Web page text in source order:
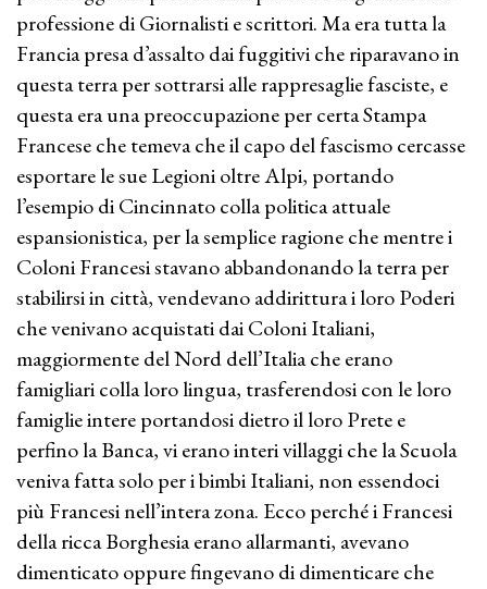
professione di Giornalisti e scrittori. Ma era tutta la
Francia presa d’assalto dai fuggitivi che riparavano in
questa terra per sottrarsi alle rappresaglie fasciste, e
questa era una preoccupazione per certa Stampa
Francese che temeva che il capo del fascismo cercasse
esportare le sue Legioni oltre Alpi, portando
l’esempio di Cincinnato colla politica attuale
espansionistica, per la semplice ragione che mentre i
Coloni Francesi stavano abbandonando la terra per
stabilirsi in città, vendevano addirittura i loro Poderi
che venivano acquistati dai Coloni Italiani,
maggiormente del Nord dell’Italia che erano
famigliari colla loro lingua, trasferendosi con le loro
famiglie intere portandosi dietro il loro Prete e
perfino la Banca, vi erano interi villaggi che la Scuola
veniva fatta solo per i bimbi Italiani, non essendoci
più Francesi nell’intera zona. Ecco perché i Francesi
della ricca Borghesia erano allarmanti, avevano
dimenticato oppure fingevano di dimenticare che